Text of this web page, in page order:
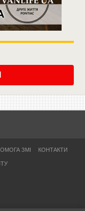
ЗМІ КОНТАКТИ